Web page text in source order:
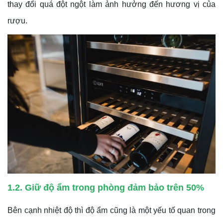
thay đổi quá đột ngột làm ảnh hưởng đến hương vị của
rượu.
1.2. Giữ độ ẩm trong phòng đảm bảo trên 50%
Bên cạnh nhiệt độ thì độ ẩm cũng là một yếu tố quan trong